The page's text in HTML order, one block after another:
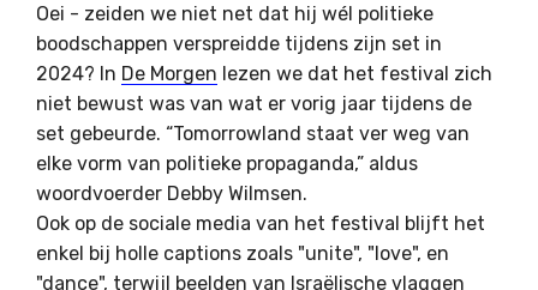
Oei - zeiden we niet net dat hij wél politieke
boodschappen verspreidde tijdens zijn set in
2024? In De Morgen lezen we dat het festival zich
niet bewust was van wat er vorig jaar tijdens de
set gebeurde. “Tomorrowland staat ver weg van
elke vorm van politieke propaganda,” aldus
woordvoerder Debby Wilmsen.
Ook op de sociale media van het festival blijft het
enkel bij holle captions zoals "unite", "love", en
"dance", terwijl beelden van Israëlische vlaggen